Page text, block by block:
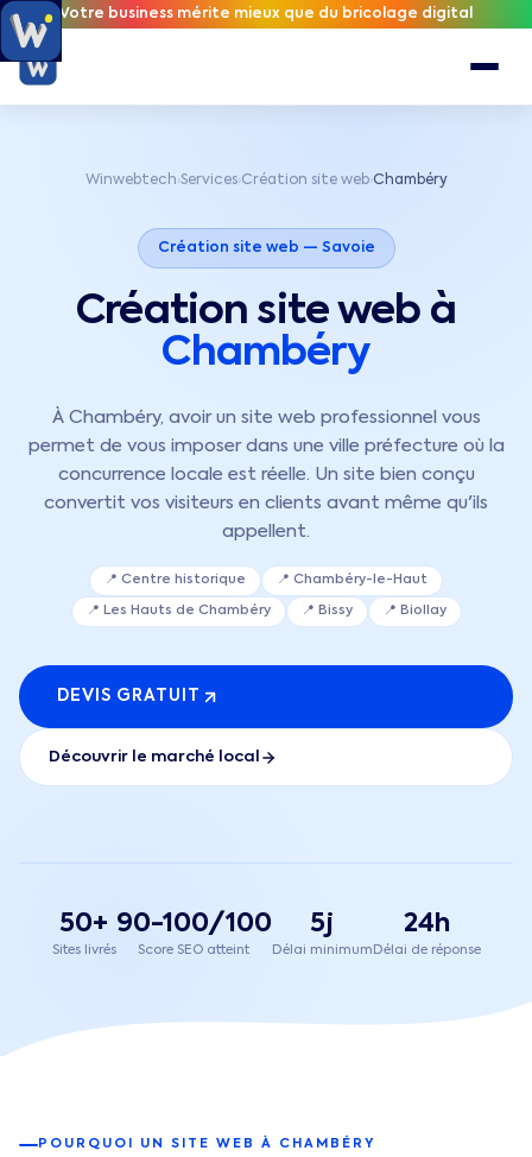
Votre business mérite mieux que du bricolage digital
Winwebtech ›Services›Création site web›Chambéry
Création site web — Savoie
Création site web à
Chambéry
À Chambéry, avoir un site web professionnel vous
permet de vous imposer dans une ville préfecture où la
concurrence locale est réelle. Un site bien conçu
convertit vos visiteurs en clients avant même qu'ils
appellent.
📍 Centre historique 📍 Chambéry-le-Haut
📍 Les Hauts de Chambéry 📍 Bissy 📍 Biollay
DEVIS GRATUIT
Découvrir le marché local
50+
Sites livrés
90-100/100
Score SEO atteint
5j
Délai minimum
24h
Délai de réponse
POURQUOI UN SITE WEB À CHAMBÉRY